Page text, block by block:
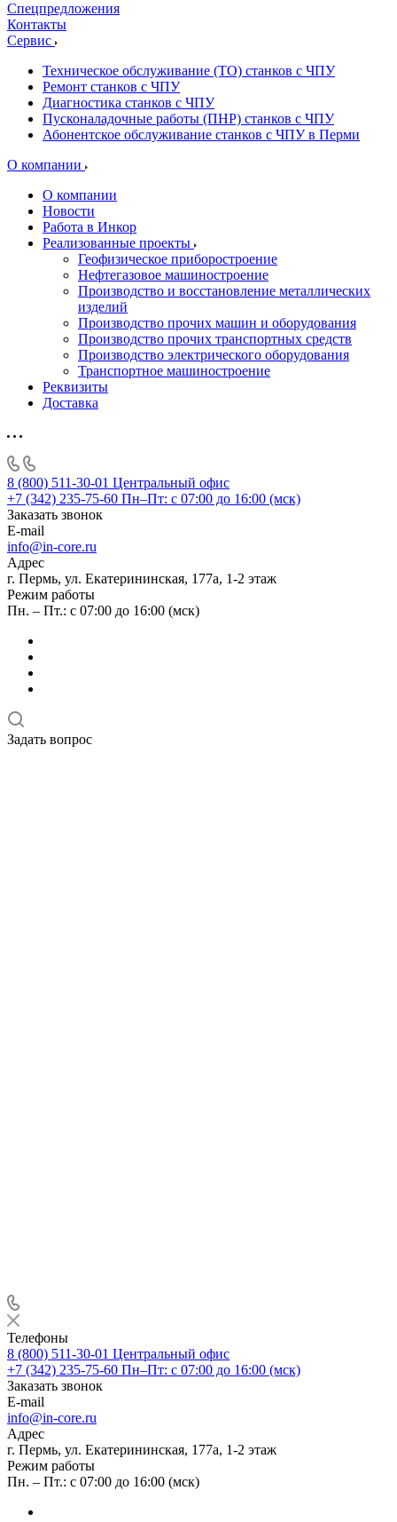
Спецпредложения
Контакты
Сервис
Техническое обслуживание (ТО) станков с ЧПУ
Ремонт станков с ЧПУ
Диагностика станков с ЧПУ
Пусконаладочные работы (ПНР) станков с ЧПУ
Абонентское обслуживание станков с ЧПУ в Перми
О компании
О компании
Новости
Работа в Инкор
Реализованные проекты
Геофизическое приборостроение
Нефтегазовое машиностроение
Производство и восстановление металлических
изделий
Производство прочих машин и оборудования
Производство прочих транспортных средств
Производство электрического оборудования
Транспортное машиностроение
Реквизиты
Доставка
8 (800) 511-30-01 Центральный офис
+7 (342) 235-75-60 Пн–Пт: с 07:00 до 16:00 (мск)
Заказать звонок
E-mail
info@in-core.ru
Адрес
г. Пермь, ул. ​Екатерининская, 177а, ​1-2 этаж
Режим работы
Пн. – Пт.: с 07:00 до 16:00 (мск)
Задать вопрос
Телефоны
8 (800) 511-30-01 Центральный офис
+7 (342) 235-75-60 Пн–Пт: с 07:00 до 16:00 (мск)
Заказать звонок
E-mail
info@in-core.ru
Адрес
г. Пермь, ул. ​Екатерининская, 177а, ​1-2 этаж
Режим работы
Пн. – Пт.: с 07:00 до 16:00 (мск)